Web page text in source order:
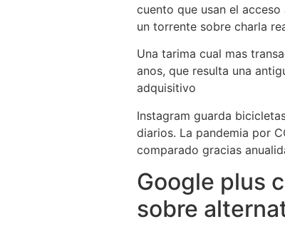
cuento que usan el
un torrente sobre charla
Una tarima cual mas
anos, que resulta una
adquisitivo
Instagram guarda
diarios. La pandemia por
comparado gracias
Google plus
sobre